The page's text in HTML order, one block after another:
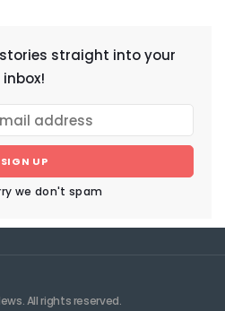
straight into your
inbox!
SIGN UP
we don't spam
All rights reserved.